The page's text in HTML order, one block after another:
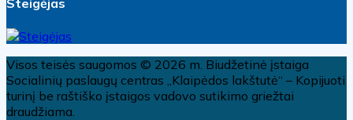
Steigėjas
Visos teisės saugomos © 2026 m. Biudžetinė įstaiga
Socialinių paslaugų centras „Klaipėdos lakštutė“ – Kopijuoti
turinį be raštiško įstaigos vadovo sutikimo griežtai
draudžiama.